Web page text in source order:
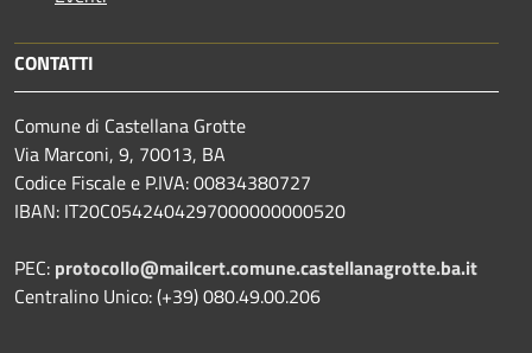
CONTATTI
Comune di Castellana Grotte
Via Marconi, 9, 70013, BA
Codice Fiscale e P.IVA: 00834380727
IBAN: IT20C0542404297000000000520
PEC: protocollo@mailcert.comune.castellanagrotte.ba.it
Centralino Unico: (+39) 080.49.00.206